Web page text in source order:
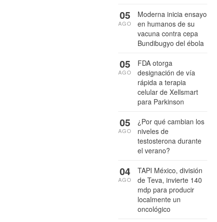
Moderna inicia ensayo
en humanos de su
vacuna contra cepa
Bundibugyo del ébola
05
AGO
FDA otorga
designación de vía
rápida a terapia
celular de Xellsmart
para Parkinson
05
AGO
¿Por qué cambian los
niveles de
testosterona durante
el verano?
05
AGO
TAPI México, división
de Teva, invierte 140
mdp para producir
localmente un
oncológico
04
AGO